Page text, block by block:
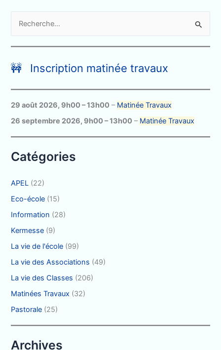
c
h
e
r
c
h
🚧 Inscription matinée travaux
29 août 2026, 9h00–13h00 – Matinée Travaux
26 septembre 2026, 9h00–13h00 – Matinée Travaux
Catégories
APEL (22)
Eco-école (15)
Information (28)
Kermesse (9)
La vie de l'école (99)
La vie des Associations (49)
La vie des Classes (206)
Matinées Travaux (32)
Pastorale (25)
Archives